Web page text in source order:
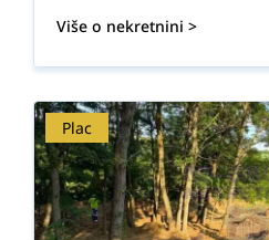
Više o nekretnini >
Plac